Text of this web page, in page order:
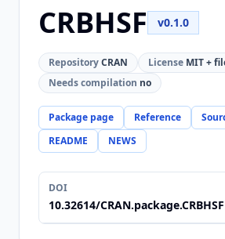
CRBHSF v0.1.0
RepositoryCRAN License MIT +
Needs compilation no
Package page Reference
README
NEWS
DOI
10.32614/CRAN.package.CRBHSF